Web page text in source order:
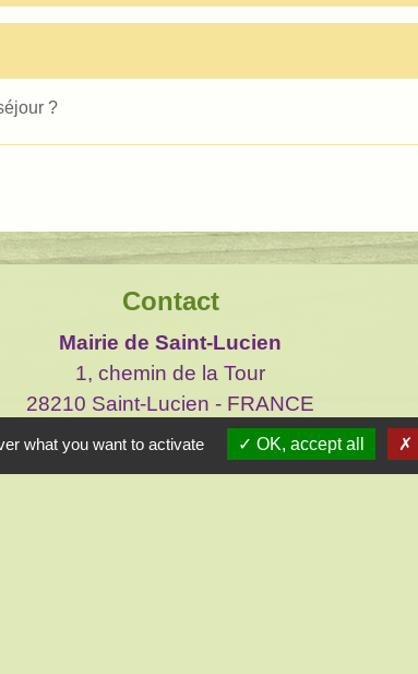
?
Contact
Mairie de Saint-Lucien
1, chemin de la Tour
28210 Saint-Lucien - FRANCE
+33 2 37 82 58 07
Contact par formulaire
what you want to activate OK, accept all